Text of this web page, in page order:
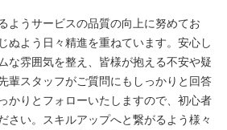
ようサービスの品質の向上に努めてお
ぬよう日々精進を重ねています。安心し
な雰囲気を整え、皆様が抱える不安や疑
輩スタッフがご質問にもしっかりと回答
かりとフォローいたしますので、初心者
さい。スキルアップへと繋がるよう様々